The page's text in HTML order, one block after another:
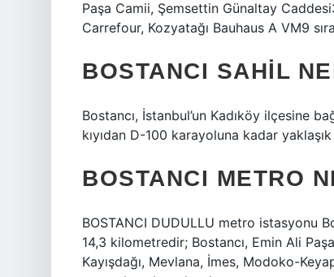
Paşa Camii, Şemsettin Günaltay
Carrefour, Kozyatağı Bauhaus A VM9
BOSTANCI SAHIL
Bostancı, İstanbul’un Kadıköy ilçesine
kıyıdan D-100 karayoluna kadar
BOSTANCI METRO
BOSTANCI DUDULLU metro istasyonu
14,3 kilometredir; Bostancı, Emin Ali
Kayışdağı, Mevlana, İmes, Modoko-